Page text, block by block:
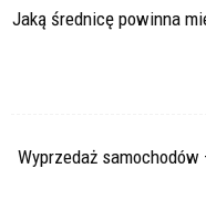
Jaką średnicę powinna
Wyprzedaż